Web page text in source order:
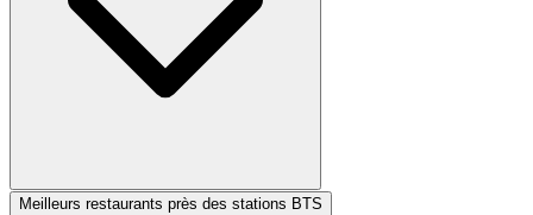
Meilleurs restaurants près des stations BTS